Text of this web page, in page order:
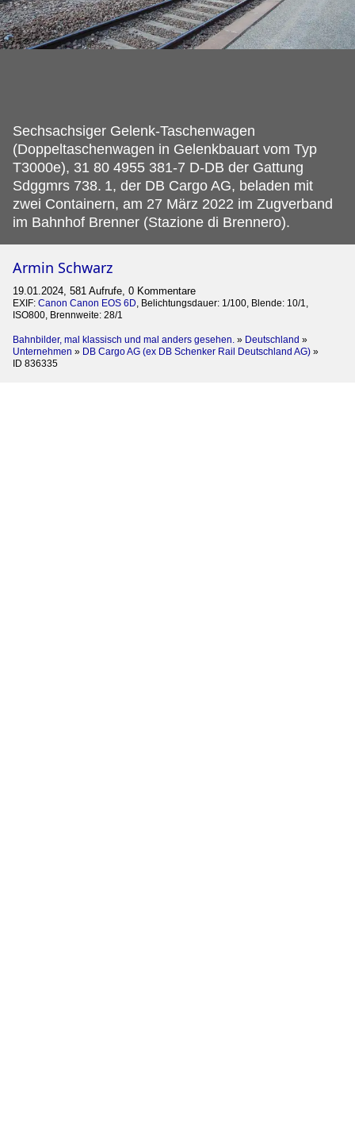
Sechsachsiger Gelenk-Taschenwagen
(Doppeltaschenwagen in Gelenkbauart vom Typ
T3000e), 31 80 4955 381-7 D-DB der Gattung
Sdggmrs 738. 1, der DB Cargo AG, beladen mit
zwei Containern, am 27 März 2022 im Zugverband
im Bahnhof Brenner (Stazione di Brennero).
Armin Schwarz
19.01.2024, 581 Aufrufe, 0 Kommentare
EXIF: Canon Canon EOS 6D, Belichtungsdauer: 1/100, Blende: 10/1,
ISO800, Brennweite: 28/1
Bahnbilder, mal klassisch und mal anders gesehen. » Deutschland »
Unternehmen » DB Cargo AG (ex DB Schenker Rail Deutschland AG) »
ID 836335